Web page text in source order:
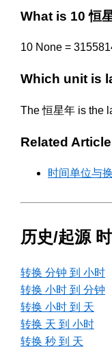
What is 10 恒
10 None =
Which unit is
The 恒星年 is the
Related
时间单位与
历史/起源
转换 分钟 到 小时
转换 小时 到 分钟
转换 小时 到 天
转换 天 到 小时
转换 秒 到 天